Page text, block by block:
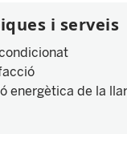
i serveis
energètica de la llar